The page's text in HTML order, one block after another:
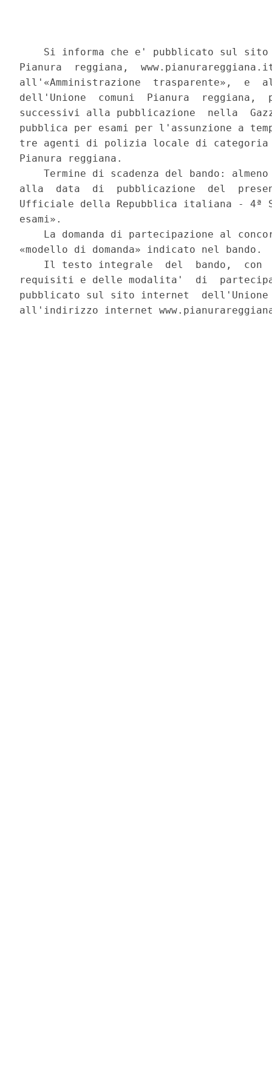
Si informa che e' pubblicato sul
Pianura  reggiana,
all'«Amministrazione  trasparente»,
dell'Unione  comuni  Pianura  reggiana,
successivi alla pubblicazione  nella
pubblica per esami per l'assunzione a
tre agenti di polizia locale di categoria
Pianura reggiana.
Termine di scadenza del bando:
alla  data  di  pubblicazione  del
Ufficiale della Repubblica italiana - 4ª
esami».
La domanda di partecipazione al
«modello di domanda» indicato nel bando.
Il testo integrale  del  bando,  con
requisiti e delle modalita'  di
pubblicato sul sito internet  dell'Unione
all'indirizzo internet